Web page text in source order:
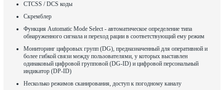
CTCSS / DCS коды
Скремблер
Функция Automatic Mode Select - автоматическое определение типа
обнаруженного сигнала и переход рации в соответствующий ему режим
Мониторинг цифровых групп (DG), предназначенный для оперативной и
более гибкой связи между пользователями, у которых выставлен
одинаковый цифровой групповой (DG-ID) и цифровой персональный
индикатор (DP-ID)
Несколько режимов сканирования, доступ к погодному каналу